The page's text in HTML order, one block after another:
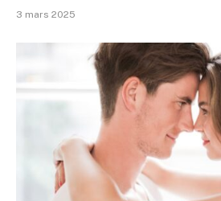
3 mars 2025